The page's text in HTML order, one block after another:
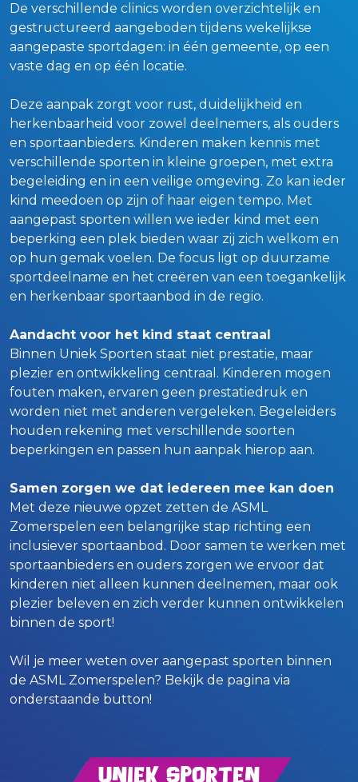
De verschillende clinics worden overzichtelijk en
gestructureerd aangeboden tijdens wekelijkse
aangepaste sportdagen: in één gemeente, op een
vaste dag en op één locatie.
Deze aanpak zorgt voor rust, duidelijkheid en
herkenbaarheid voor zowel deelnemers, als ouders
en sportaanbieders. Kinderen maken kennis met
verschillende sporten in kleine groepen, met extra
begeleiding en in een veilige omgeving. Zo kan ieder
kind meedoen op zijn of haar eigen tempo. Met
aangepast sporten willen we ieder kind met een
beperking een plek bieden waar zij zich welkom en
op hun gemak voelen. De focus ligt op duurzame
sportdeelname en het creëren van een toegankelijk
en herkenbaar sportaanbod in de regio.
Aandacht voor het kind staat centraal
Binnen Uniek Sporten staat niet prestatie, maar
plezier en ontwikkeling centraal. Kinderen mogen
fouten maken, ervaren geen prestatiedruk en
worden niet met anderen vergeleken. Begeleiders
houden rekening met verschillende soorten
beperkingen en passen hun aanpak hierop aan.
Samen zorgen we dat iedereen mee kan doen
Met deze nieuwe opzet zetten de ASML
Zomerspelen een belangrijke stap richting een
inclusiever sportaanbod. Door samen te werken met
sportaanbieders en ouders zorgen we ervoor dat
kinderen niet alleen kunnen deelnemen, maar ook
plezier beleven en zich verder kunnen ontwikkelen
binnen de sport!
Wil je meer weten over aangepast sporten binnen
de ASML Zomerspelen? Bekijk de pagina via
onderstaande button!
Uniek Sporten